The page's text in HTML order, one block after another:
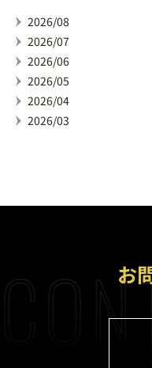
2026/08
2026/07
2026/06
2026/05
2026/04
2026/03
お